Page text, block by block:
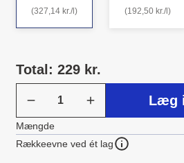
(327,14 kr./l) (192,50 kr./l)
Total: 229 kr.
Læg
Mængde
Rækkeevne ved ét lag